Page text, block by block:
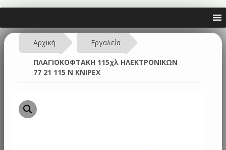
Αρχική Εργαλεία
ΠΛΑΓΙΟΚΟΦΤΑΚΗ 115χλ ΗΛΕΚΤΡΟΝΙΚΩΝ
77 21 115 N KNIPEX